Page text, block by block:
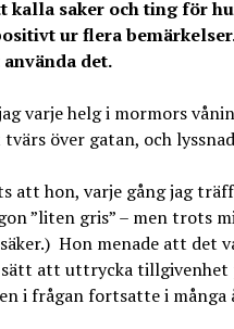
saker och ting för
ur flera
det.
varje helg i mormors
över gatan, och
hon, varje gång jag
”liten gris” – men trots
Hon menade att det
att uttrycka tillgivenhet
i frågan fortsatte i många